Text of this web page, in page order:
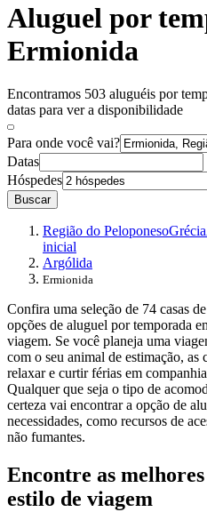
Aluguel por
Ermionida
Encontramos 503 aluguéis por
datas para ver a disponibilidade
Para onde você vai?
Datas
Hóspedes
Buscar
Região do PeloponesoGrécia
inicial
Argólida
Ermionida
Confira uma seleção de 74 casas
opções de aluguel por temporada
viagem. Se você planeja uma
com o seu animal de estimação, as
relaxar e curtir férias em
Qualquer que seja o tipo de
certeza vai encontrar a opção de
necessidades, como recursos de
não fumantes.
Encontre as
estilo de viagem